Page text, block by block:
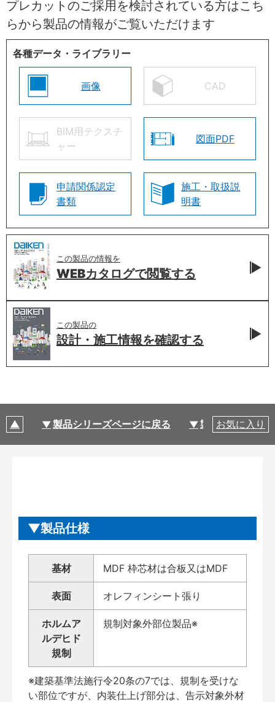
プレカットのご採用を検討されている方はこち
らから製品の情報がご覧いただけます
各種データ・ライブラリー
画像 CAD
BIM用テクスチ
ャー
図面PDF
申請関係認定
書類
施工・取扱説
明書
この製品の情報を
WEBカタログで閲覧する
この製品の
設計・施工情報を確認する
製品シリーズページに戻る 製品仕様
お気に入り
製品仕様
基材 MDF 枠芯材は合板又はMDF
表面 オレフィンシート張り
ホルムア
ルデヒド
規制
規制対象外部位製品※
※建築基準法施行令20条の7では、規制を受けな
い部位ですが、内装仕上げ部分は、告示対象外材